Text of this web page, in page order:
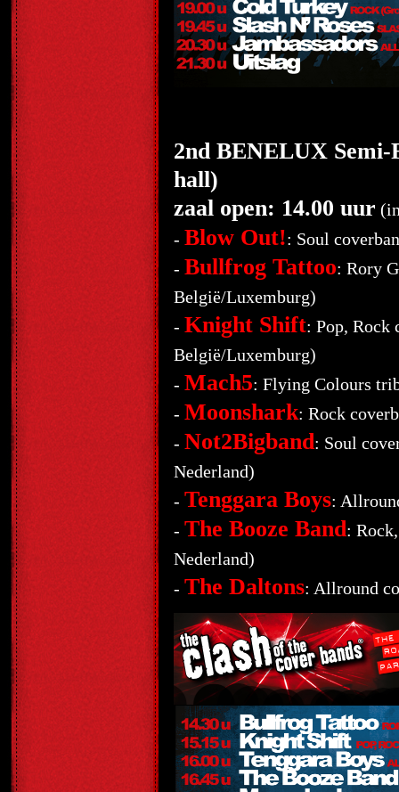
2nd BENELUX
hall)
zaal open: 14.00 uur
- Blow Out!: Soul
- Bullfrog Tattoo: Rory
België/Luxemburg)
- Knight Shift: Pop, Rock
België/Luxemburg)
- Mach5: Flying Colours
- Moonshark: Rock
- Not2Bigband: Soul
Nederland)
- Tenggara Boys:
- The Booze Band:
Nederland)
- The Daltons: Allround